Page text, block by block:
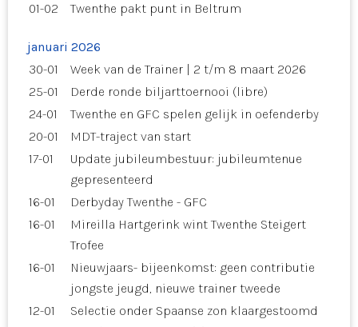
01-02
Twenthe pakt punt in Beltrum
januari 2026
30-01
Week van de Trainer | 2 t/m 8 maart 2026
25-01
Derde ronde biljarttoernooi (libre)
24-01
Twenthe en GFC spelen gelijk in oefenderby
20-01
MDT-traject van start
17-01
Update jubileumbestuur: jubileumtenue
gepresenteerd
16-01
Derbyday Twenthe - GFC
16-01
Mireilla Hartgerink wint Twenthe Steigert
Trofee
16-01
Nieuwjaars- bijeenkomst: geen contributie
jongste jeugd, nieuwe trainer tweede
12-01
Selectie onder Spaanse zon klaargestoomd